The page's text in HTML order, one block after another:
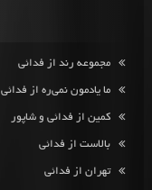
مجموعه رند از فدائی
ما یادمون نمی‌ره از فدائی
کمین از فدائی و شاپور
بالاست از فدائی
تهران از فدائی